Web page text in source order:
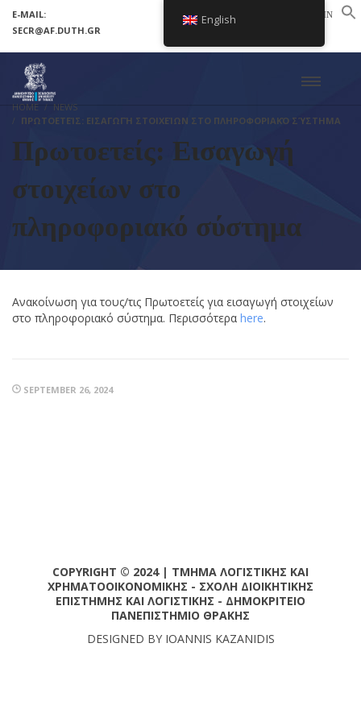
E-MAIL:
SECR@AF.DUTH.GR
LOGIN
HOME
NEWS
ΠΡΩΤΟΕΤΕΊΣ: ΕΙΣΑΓΩΓΉ ΣΤΟΙΧΕΊΩΝ ΣΤΟ ΠΛΗΡΟΦΟΡΙΑΚΌ ΣΎΣΤΗΜΑ
Πρωτοετείς: Εισαγωγή
στοιχείων στο
πληροφοριακό σύστημα
Ανακοίνωση για τους/τις Πρωτοετείς για εισαγωγή στοιχείων
στο πληροφοριακό σύστημα. Περισσότερα here.
SEPTEMBER 26, 2024
COPYRIGHT © 2024 | ΤΜΗΜΑ ΛΟΓΙΣΤΙΚΗΣ ΚΑΙ
ΧΡΗΜΑΤΟΟΙΚΟΝΟΜΙΚΗΣ - ΣΧΟΛΗ ΔΙΟΙΚΗΤΙΚΗΣ
ΕΠΙΣΤΗΜΗΣ ΚΑΙ ΛΟΓΙΣΤΙΚΗΣ - ΔΗΜΟΚΡΙΤΕΙΟ
ΠΑΝΕΠΙΣΤΗΜΙΟ ΘΡΑΚΗΣ
DESIGNED BY IOANNIS KAZANIDIS
English